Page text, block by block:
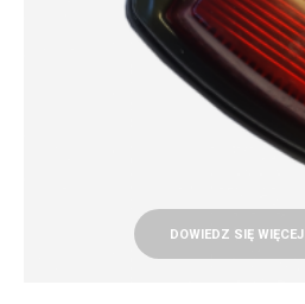
DOWIEDZ SIĘ WIĘCEJ